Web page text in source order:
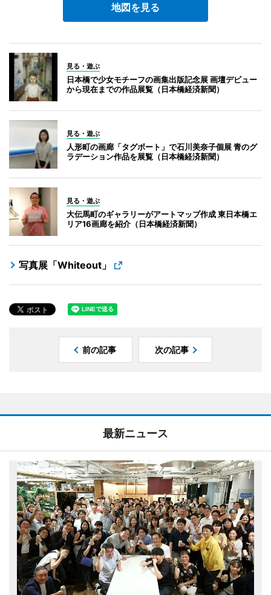
地図を見る
見る・遊ぶ
日本橋で少女モチーフの画集出版記念展 画壇デビュー
から現在までの作品展覧（日本橋経済新聞）
見る・遊ぶ
人形町の画廊「タグボート」で石川美奈子個展 青のグ
ラデーション作品を展覧（日本橋経済新聞）
見る・遊ぶ
大伝馬町のギャラリーがアートマップ作成 東日本橋エ
リア16画廊を紹介（日本橋経済新聞）
写真展「Whiteout」
前の記事 次の記事
最新ニュース